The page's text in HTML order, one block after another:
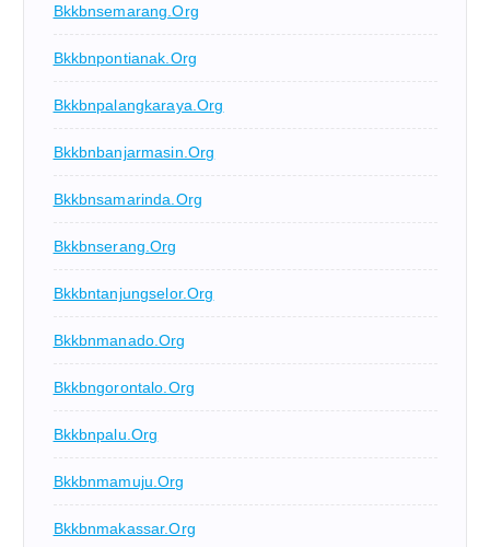
Bkkbnsemarang.org
Bkkbnpontianak.org
Bkkbnpalangkaraya.org
Bkkbnbanjarmasin.org
Bkkbnsamarinda.org
Bkkbnserang.org
Bkkbntanjungselor.org
Bkkbnmanado.org
Bkkbngorontalo.org
Bkkbnpalu.org
Bkkbnmamuju.org
Bkkbnmakassar.org